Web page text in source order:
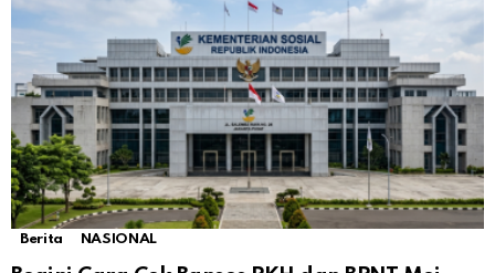
Berita NASIONAL